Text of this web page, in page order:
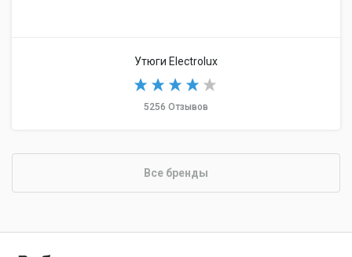
Утюги Electrolux
5256 Отзывов
Все бренды